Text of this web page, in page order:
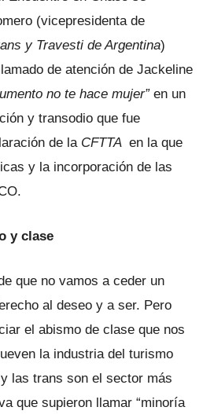
(vicepresidenta de
y Travesti de Argentina)
de atención de Jackeline
no te hace mujer”en un
y transodio que fue
de la CFTTA en la que
y la incorporación de las
y clase
que no vamos a ceder un
al deseo y a ser. Pero
el abismo de clase que nos
la industria del turismo
las trans son el sector más
que supieron llamar “minoría